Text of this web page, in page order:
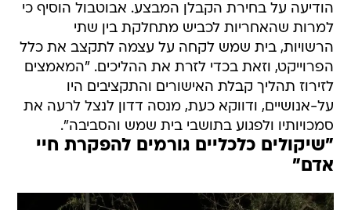
הודיעה על בחירת הקבלן המבצע. אבוטבול הוסיף כי
למרות שהאחריות לכביש מתחלקת בין שתי
הרשויות, בית שמש לקחה על עצמה לתקצב את כלל
הפרוייקט, וזאת בכדי לזרת את ההליכים. "המאמצים
לזירוז תהליך קבלת האישורים והתקציבים היו
על-אנושיים, ודווקא כעת, מנסה דדון לנצל לרעה את
סמכויותיו ולפגוע בתושבי בית שמש והסביבה".
"שיקולים כלכליים גורמים להפקרת חיי
אדם"